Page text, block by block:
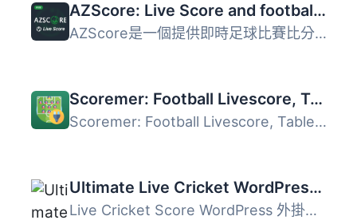
AZScore: Live Score and football fixures and results
AZScore是一個提供即時足球比賽比分的WordPress外掛，完全無...
Scoremer: Football Livescore, Tables and Fixtures
Scoremer: Football Livescore, Tables and Fixtures 讓您可...
Ultimate Live Cricket WordPress Lite
Live Cricket Score WordPress 外掛是開發板球類網站的理想選...